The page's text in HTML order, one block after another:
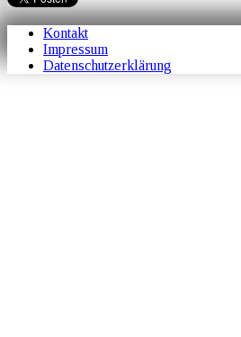
Kontakt
Impressum
Datenschutzerklärung